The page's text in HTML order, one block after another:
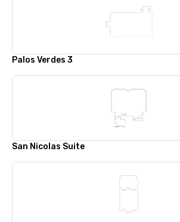
Palos Verdes 3
San Nicolas Suite